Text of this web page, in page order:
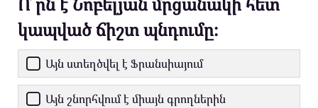
կապված ճիշտ պնդումը։
Այն ստեղծվել է Ֆրանսիայում
Այն շնորհվում է միայն գրողներին